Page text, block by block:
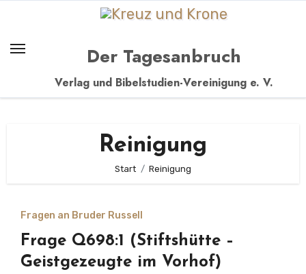
springen
Der Tagesanbruch
Verlag und Bibelstudien-Vereinigung e. V.
Reinigung
Start Reinigung
Fragen an Bruder Russell
Frage Q698:1 (Stiftshütte –
Geistgezeugte im Vorhof)